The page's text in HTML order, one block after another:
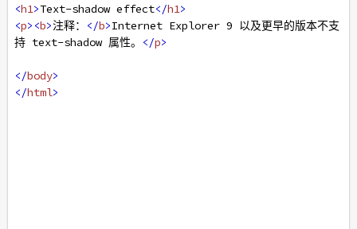
<h1>Text-shadow effect</h1>
<p><b>注释： </b>Internet Explorer 9 以及更早的版本不支
持 text-shadow 属性。
</p>
</body>
</html>